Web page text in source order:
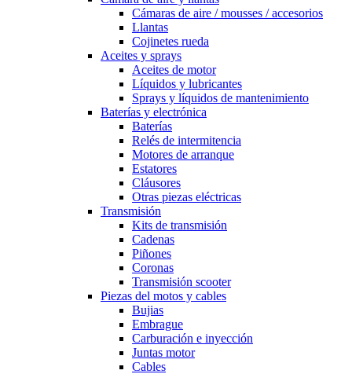
Cámaras de aire / mousses / accesorios
Llantas
Cojinetes rueda
Aceites y sprays
Aceites de motor
Líquidos y lubricantes
Sprays y líquidos de mantenimiento
Baterías y electrónica
Baterías
Relés de intermitencia
Motores de arranque
Estatores
Cláusores
Otras piezas eléctricas
Transmisión
Kits de transmisión
Cadenas
Piñones
Coronas
Transmisión scooter
Piezas del motos y cables
Bujias
Embrague
Carburación e inyección
Juntas motor
Cables